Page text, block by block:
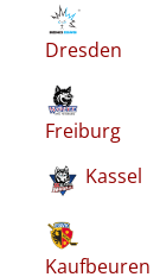
Dresden
Freiburg
Kassel
Kaufbeuren